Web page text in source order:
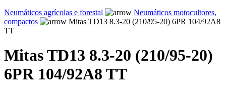
Neumáticos agrícolas e forestal
Neumáticos motocultores,
compactos
Mitas TD13 8.3-20 (210/95-20) 6PR 104/92A8
TT
Mitas TD13 8.3-20 (210/95-20)
6PR 104/92A8 TT